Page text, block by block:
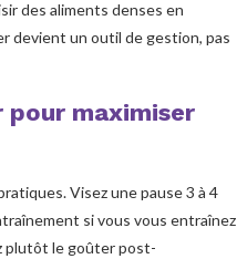
des aliments denses en
devient un outil de gestion, pas
pour maximiser
Visez une pause 3 à 4
si vous vous entraînez
plutôt le goûter post-